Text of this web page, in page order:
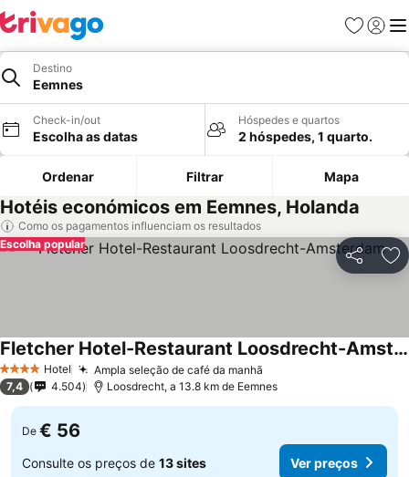
Favoritos
Iniciar
Destino
Eemnes
Check-in/out
Escolha as datas
Hóspedes e quartos
2 hóspedes, 1 quarto.
Ordenar Filtrar Mapa
Hotéis económicos em Eemnes, Holanda
Como os pagamentos influenciam os resultados
Partilhar
Escolha popular
4 EstrelasHotel Ampla seleção de café da manhã
Fletcher Hotel-Restaurant Loosdrecht-Amsterdam
7,4 4.504 Loosdrecht, a 13.8 km de Eemnes
De € 56
Consulte os preços de 13 sites Ver preços